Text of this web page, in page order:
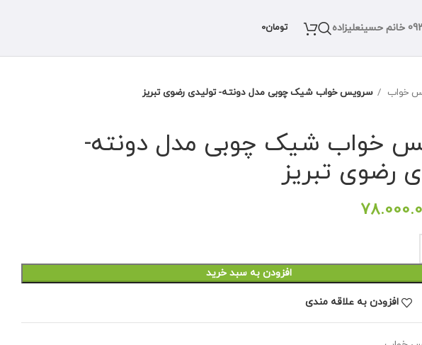
خانم حسینعلیزاده تومان0
خواب سرویس خواب شیک چوبی مدل دونته- تولیدی رضوی تبریز
خواب شیک چوبی مدل دونته-
رضوی تبریز
افزودن به سبد خرید
افزودن به علاقه مندی